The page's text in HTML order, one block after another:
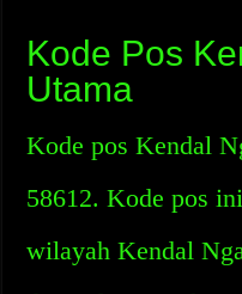
Kode Pos
Utama
Kode pos Kendal
58612. Kode pos
wilayah Kendal